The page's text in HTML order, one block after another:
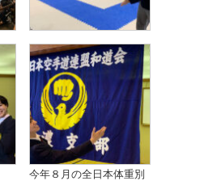
今年８月の全日本体重別